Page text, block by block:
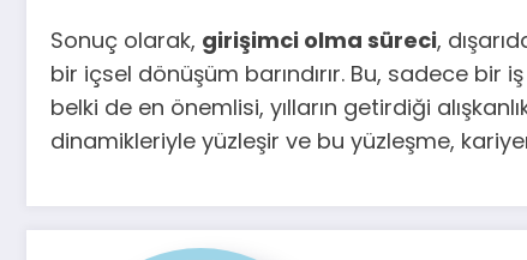
Sonuç olarak, girişimci olma süreci,
bir içsel dönüşüm barındırır. Bu, sadece bir
belki de en önemlisi, yılların getirdiği
dinamikleriyle yüzleşir ve bu yüzleşme,